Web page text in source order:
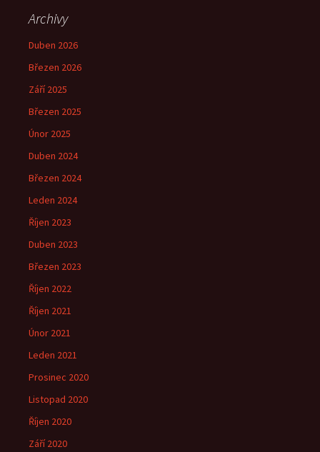
Archivy
Duben 2026
Březen 2026
Září 2025
Březen 2025
Únor 2025
Duben 2024
Březen 2024
Leden 2024
Říjen 2023
Duben 2023
Březen 2023
Říjen 2022
Říjen 2021
Únor 2021
Leden 2021
Prosinec 2020
Listopad 2020
Říjen 2020
Září 2020